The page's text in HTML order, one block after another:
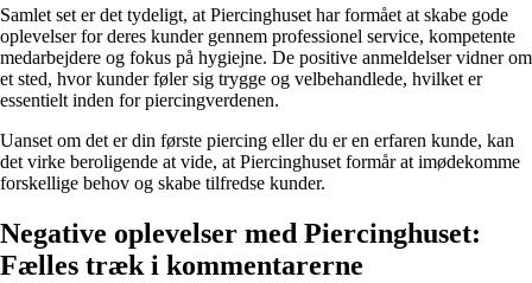
Samlet set er det tydeligt, at Piercinghuset har formået at skabe gode
oplevelser for deres kunder gennem professionel service, kompetente
medarbejdere og fokus på hygiejne. De positive anmeldelser vidner om
et sted, hvor kunder føler sig trygge og velbehandlede, hvilket er
essentielt inden for piercingverdenen.
Uanset om det er din første piercing eller du er en erfaren kunde, kan
det virke beroligende at vide, at Piercinghuset formår at imødekomme
forskellige behov og skabe tilfredse kunder.
Negative oplevelser med Piercinghuset:
Fælles træk i kommentarerne